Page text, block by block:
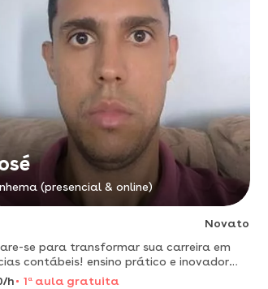
(presencial & online)
Novato
se para transformar sua carreira em
contábeis! ensino prático e inovador
formar profissionais prontos para os
h 1 a aula gratuita